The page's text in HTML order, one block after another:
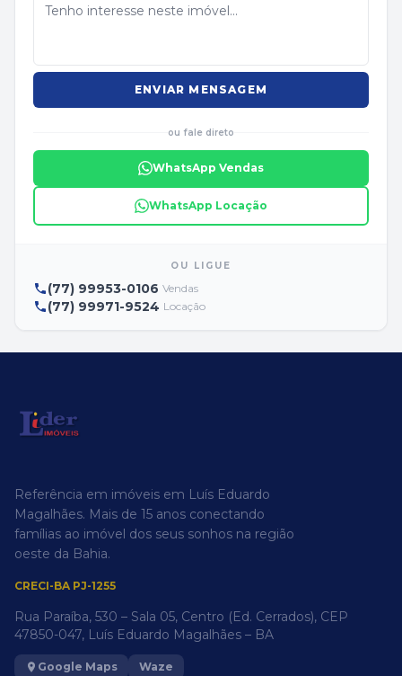
ENVIAR MENSAGEM
ou fale direto
WhatsApp Vendas
WhatsApp Locação
OU LIGUE
(77) 99953-0106 Vendas
(77) 99971-9524 Locação
Referência em imóveis em Luís Eduardo
Magalhães. Mais de 15 anos conectando
famílias ao imóvel dos seus sonhos na região
oeste da Bahia.
CRECI-BA PJ-1255
Rua Paraíba, 530 – Sala 05, Centro (Ed. Cerrados), CEP
47850-047, Luís Eduardo Magalhães – BA
Google Maps Waze